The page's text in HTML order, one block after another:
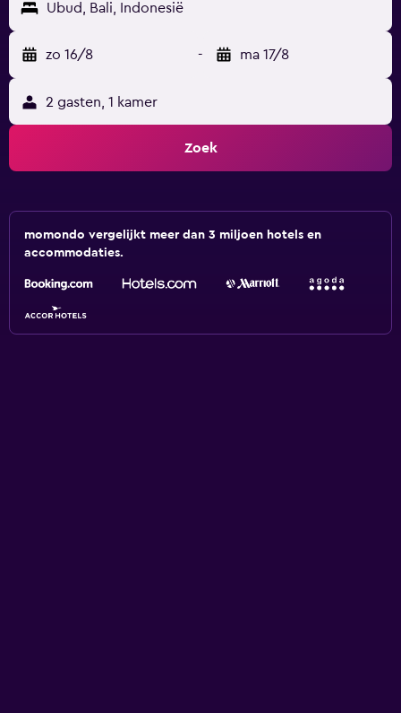
Ubud, Bali, Indonesië
zo 16/8 - ma 17/8
2 gasten, 1 kamer
Zoek
momondo vergelijkt meer dan 3 miljoen hotels en
accommodaties.